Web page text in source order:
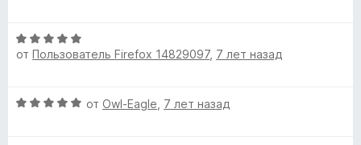
5
и
н
е
н
О
ц
е
от Пользователь Firefox 14829097, 7 лет назад
О
от Owl-Eagle 7 лет назад